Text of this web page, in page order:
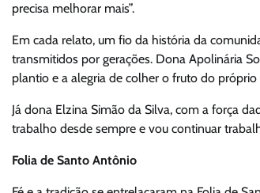
precisa melhorar mais”.
Em cada relato, um fio da história da
transmitidos por gerações. Dona Apolinária
plantio e a alegria de colher o fruto do
Já dona Elzina Simão da Silva, com a força
trabalho desde sempre e vou continuar
Folia de Santo Antônio